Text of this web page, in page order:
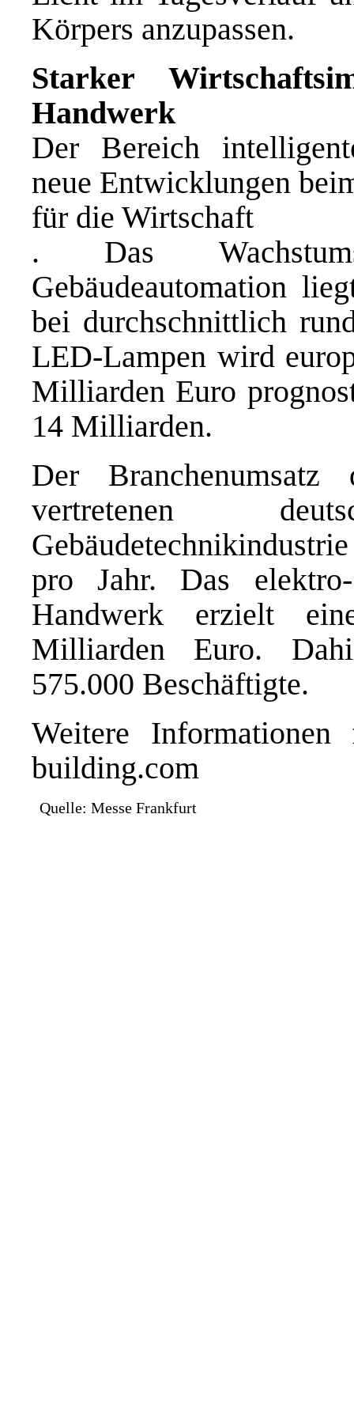
Körpers anzupassen.
Starker
Handwerk
Der Bereich
neue Entwicklungen
für die Wirtschaft
. Das
Gebäudeautomation
bei durchschnittlich
LED-Lampen wird
Milliarden Euro
14 Milliarden.
Der
vertretenen
pro Jahr. Das
Handwerk erzielt
Milliarden Euro.
575.000 Beschäftigte.
Weitere
building.com
Quelle: Messe Frankfurt